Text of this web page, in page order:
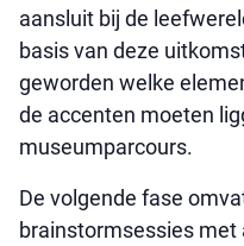
aansluit bij de
basis van deze
geworden welke
de accenten moeten
museumparcours.
De volgende fase
brainstormsessies